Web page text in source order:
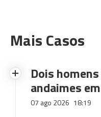
Mais Casos
Dois
andaimes
07 ago 2026 18:19